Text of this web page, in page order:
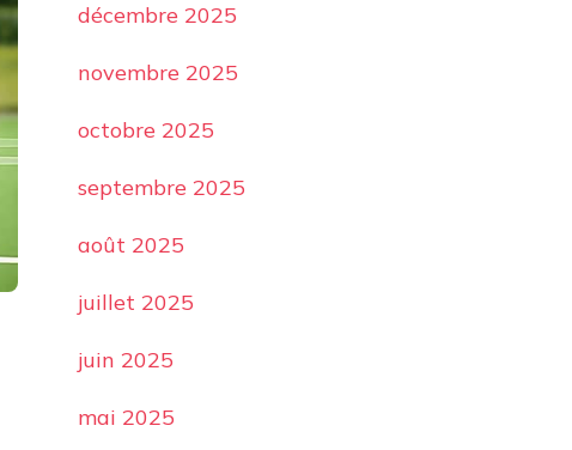
décembre 2025
novembre 2025
octobre 2025
septembre 2025
août 2025
juillet 2025
juin 2025
mai 2025